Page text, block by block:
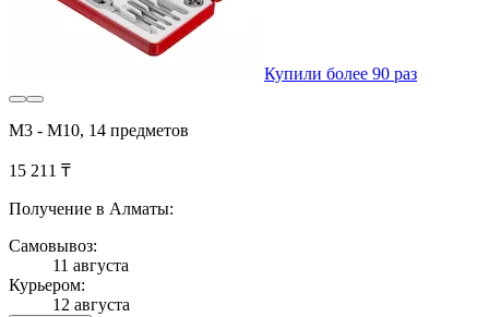
Купили более 90 раз
М3 - М10, 14 предметов
15 211 ₸
Получение в Алматы:
Самовывоз:
11 августа
Курьером:
12 августа